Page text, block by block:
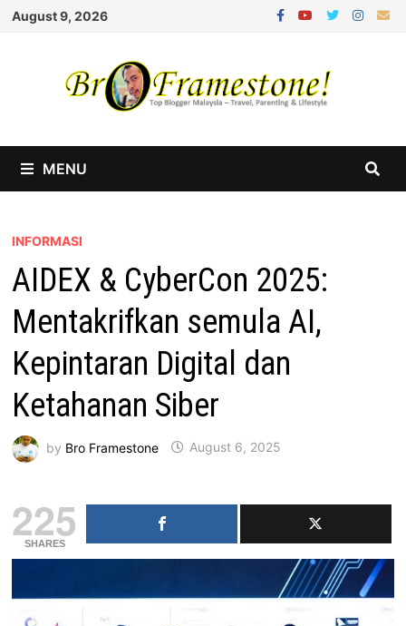
Skip
August 9, 2026
MENU
INFORMASI
AIDEX & CyberCon 2025:
Mentakrifkan semula AI,
Kepintaran Digital dan
Ketahanan Siber
by Bro Framestone August 6, 2025
225
SHARES